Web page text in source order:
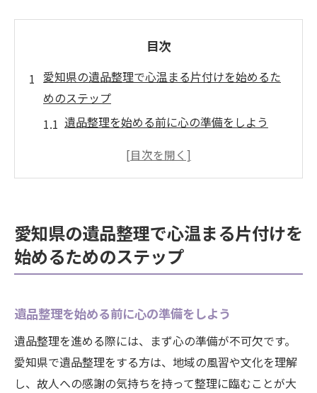
目次
愛知県の遺品整理で心温まる片付けを始めるた
めのステップ
遺品整理を始める前に心の準備をしよう
愛知県の風土を理解して整理を進める
心温まるプロセスを体験する工夫
専門業者のサポートで遺品整理をスムーズに進
専門業者選びのコツとポイント
愛知県における遺品整理業者の活用法
プロのサポートで心の負担を軽減
遺品整理の効率化を図るステップ
愛知県の遺品整理で心温まる片付けを
始めるためのステップ
遺品整理を始める前に心の準備をしよう
遺品整理を進める際には、まず心の準備が不可欠です。
愛知県で遺品整理をする方は、地域の風習や文化を理解
し、故人への感謝の気持ちを持って整理に臨むことが大